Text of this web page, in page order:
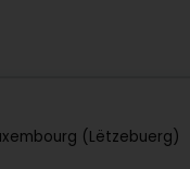
(Lëtzebuerg)